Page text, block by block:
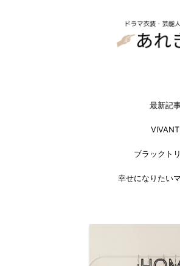
最新記
VIVANT
ブラックト
幸せになりたい